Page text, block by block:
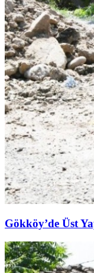
Gökköy’de Üst